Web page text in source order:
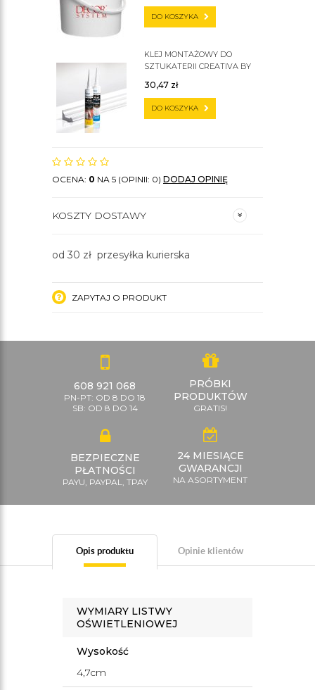
DO KOSZYKA
KLEJ MONTAŻOWY DO
SZTUKATERII CREATIVA BY
30,47 zł
DO KOSZYKA
OCENA: 0 NA 5 (OPINII: 0) DODAJ OPINIĘ
KOSZTY DOSTAWY
od 30 zł przesyłka kurierska
ZAPYTAJ O PRODUKT
608 921 068
PN-PT: OD 8 DO 18
SB: OD 8 DO 14
PRÓBKI
PRODUKTÓW
GRATIS!
BEZPIECZNE
PŁATNOŚCI
PAYU, PAYPAL, TPAY
24 MIESIĄCE
GWARANCJI
NA ASORTYMENT
Opis produktu Opinie klientów
WYMIARY LISTWY
OŚWIETLENIOWEJ
Wysokość
4,7cm